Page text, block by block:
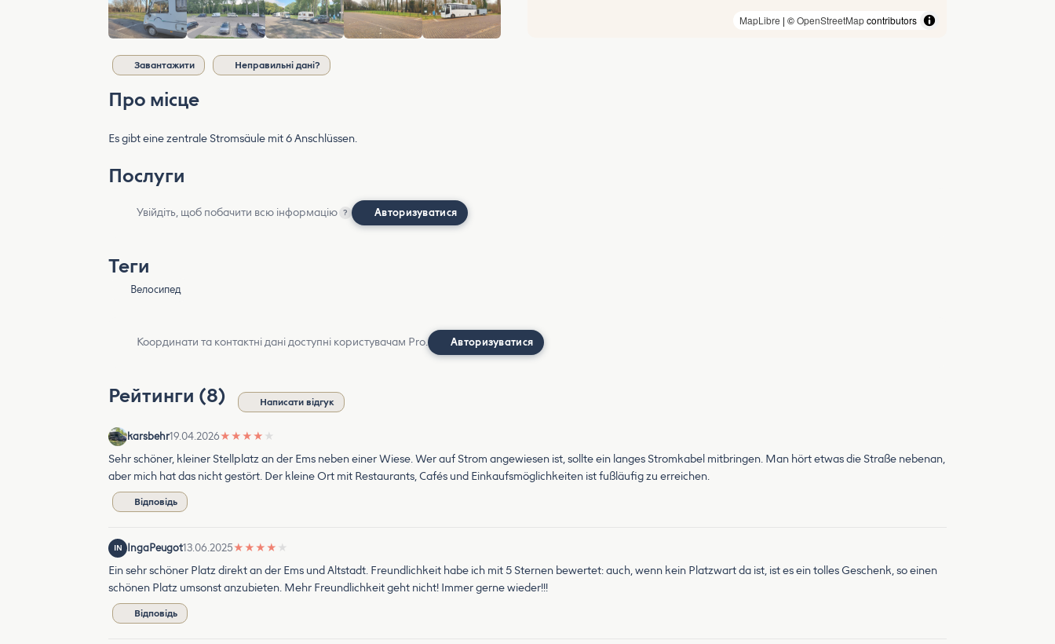
MapLibre | ©OpenStreetMapcontributors
Завантажити Неправильні дані?
Про місце
Es gibt eine zentrale Stromsäule mit 6 Anschlüssen.
Послуги
Увійдіть, щоб побачити всю інформацію ? Авторизуватися
Теги
Велосипед
Координати та контактні дані доступні користувачам Pro. Авторизуватися
Рейтинги (8) Написати відгук
karsbehr19.04.2026★ ★ ★ ★ ★
Sehr schöner, kleiner Stellplatz an der Ems neben einer Wiese. Wer auf Strom angewiesen ist, sollte ein langes Stromkabel mitbringen. Man hört etwas die Straße nebenan,
aber mich hat das nicht gestört. Der kleine Ort mit Restaurants, Cafés und Einkaufsmöglichkeiten ist fußläufig zu erreichen.
Відповідь
IN IngaPeugot13.06.2025★ ★ ★ ★ ★
Ein sehr schöner Platz direkt an der Ems und Altstadt. Freundlichkeit habe ich mit 5 Sternen bewertet: auch, wenn kein Platzwart da ist, ist es ein tolles Geschenk, so einen
schönen Platz umsonst anzubieten. Mehr Freundlichkeit geht nicht! Immer gerne wieder!!!
Відповідь